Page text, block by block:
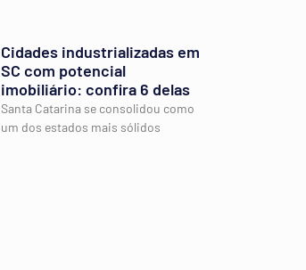
Cidades industrializadas em
SC com potencial
imobiliário: confira 6 delas
Santa Catarina se consolidou como
um dos estados mais sólidos